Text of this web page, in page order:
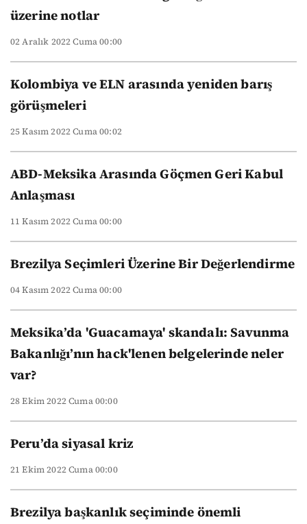
üzerine notlar
02 Aralık 2022 Cuma 00:00
Kolombiya ve ELN arasında yeniden barış
görüşmeleri
25 Kasım 2022 Cuma 00:02
ABD-Meksika Arasında Göçmen Geri Kabul
Anlaşması
11 Kasım 2022 Cuma 00:00
Brezilya Seçimleri Üzerine Bir Değerlendirme
04 Kasım 2022 Cuma 00:00
Meksika’da 'Guacamaya' skandalı: Savunma
Bakanlığı’nın hack'lenen belgelerinde neler
var?
28 Ekim 2022 Cuma 00:00
Peru’da siyasal kriz
21 Ekim 2022 Cuma 00:00
Brezilya başkanlık seçiminde önemli